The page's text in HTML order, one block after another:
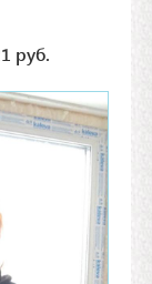
руб.